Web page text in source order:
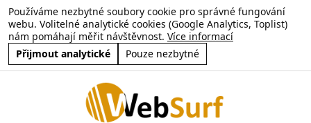
Používáme nezbytné soubory cookie pro správné fungování
webu. Volitelné analytické cookies (Google Analytics, Toplist)
nám pomáhají měřit návštěvnost. Více informací
Přijmout analytické
Pouze nezbytné